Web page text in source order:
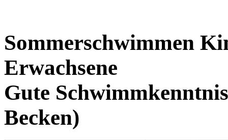
Sommerschwimmen
Erwachsene
Gute
Becken)